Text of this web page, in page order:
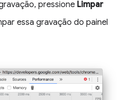
pressione Limpar
essa gravação do painel